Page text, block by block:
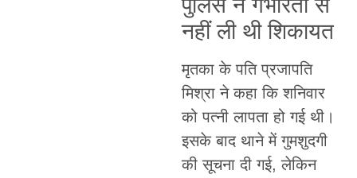
पुलिस ने गंभीरता से
नहीं ली थी शिकायत
मृतका के पति प्रजापति
मिश्रा ने कहा कि शनिवार
को पत्नी लापता हो गई थी।
इसके बाद थाने में गुमशुदगी
की सूचना दी गई, लेकिन